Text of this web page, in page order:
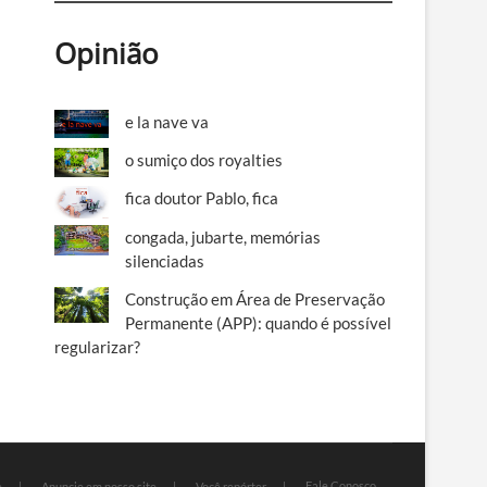
Opinião
e la nave va
o sumiço dos royalties
fica doutor Pablo, fica
congada, jubarte, memórias
silenciadas
Construção em Área de Preservação
Permanente (APP): quando é possível
regularizar?